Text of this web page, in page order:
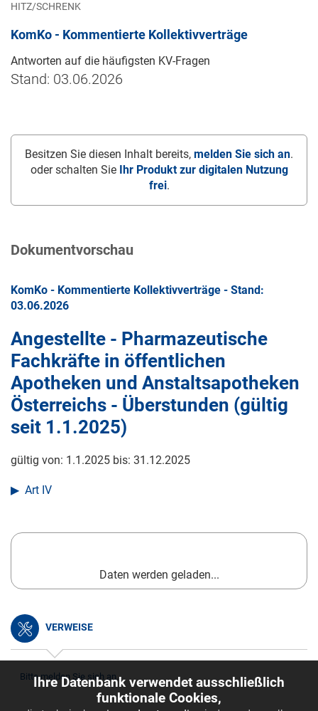
HITZ/SCHRENK
KomKo - Kommentierte Kollektivverträge
Antworten auf die häufigsten KV-Fragen
Stand: 03.06.2026
Besitzen Sie diesen Inhalt bereits, melden Sie sich an.
oder schalten Sie
Ihr Produkt zur digitalen Nutzung
frei.
Dokumentvorschau
KomKo - Kommentierte Kollektivverträge - Stand:
03.06.2026
Angestellte - Pharmazeutische
Fachkräfte in öffentlichen
Apotheken und Anstaltsapotheken
Österreichs - Überstunden (gültig
seit 1.1.2025)
gültig von: 1.1.2025 bis: 31.12.2025
Art IV
Daten werden geladen...
VERWEISE
Bitte melden Sie sich an.
Ihre Datenbank verwendet ausschließlich
funktionale Cookies,